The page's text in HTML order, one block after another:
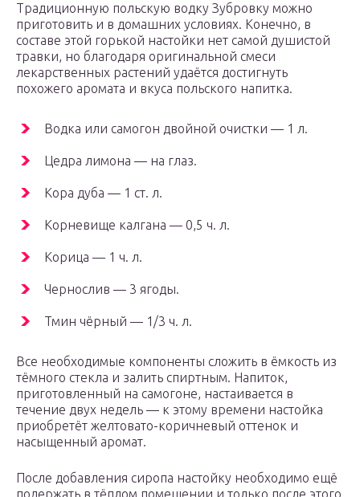
Традиционную польскую водку Зубровку можно
приготовить и в домашних условиях. Конечно, в
составе этой горькой настойки нет самой душистой
травки, но благодаря оригинальной смеси
лекарственных растений удаётся достигнуть
похожего аромата и вкуса польского напитка.
Водка или самогон двойной очистки — 1 л.
Цедра лимона — на глаз.
Кора дуба — 1 ст. л.
Корневище калгана — 0,5 ч. л.
Корица — 1 ч. л.
Чернослив — 3 ягоды.
Тмин чёрный — 1/3 ч. л.
Все необходимые компоненты сложить в ёмкость из
тёмного стекла и залить спиртным. Напиток,
приготовленный на самогоне, настаивается в
течение двух недель — к этому времени настойка
приобретёт желтовато-коричневый оттенок и
насыщенный аромат.
После добавления сиропа настойку необходимо ещё
подержать в тёплом помещении и только после этого